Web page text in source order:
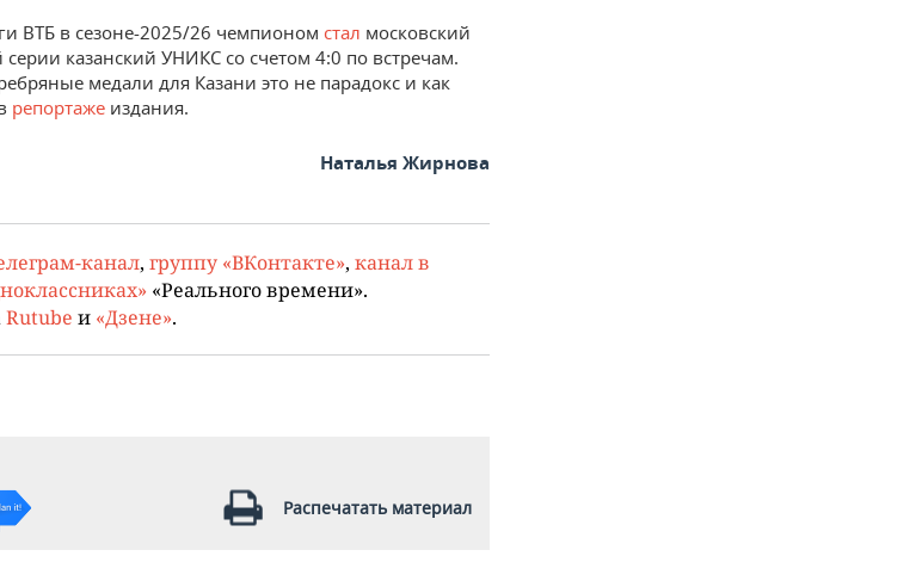
ВТБ в сезоне-2025/26 чемпионом стал московский
казанский УНИКС со счетом 4:0 по встречам.
медали для Казани это не парадокс и как
репортаже издания.
Наталья Жирнова
канал, группу «ВКонтакте», канал в
«Реального времени».
Rutube и «Дзене».
Распечатать материал